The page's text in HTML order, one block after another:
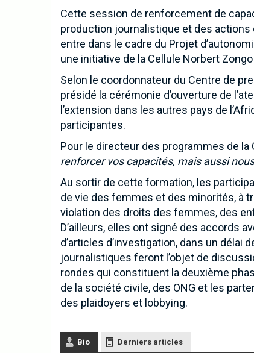
Cette session de renforcement de
production journalistique et des actions
entre dans le cadre du Projet
une initiative de la Cellule Norbert
Selon le coordonnateur du Centre de
présidé la cérémonie d’ouverture de
l’extension dans les autres pays de
participantes.
Pour le directeur des programmes de la
renforcer vos capacités, mais aussi
Au sortir de cette formation, les
de vie des femmes et des minorités, à
violation des droits des femmes, des
D’ailleurs, elles ont signé des accords
d’articles d’investigation, dans un
journalistiques feront l’objet de
rondes qui constituent la deuxième
de la société civile, des ONG et les
des plaidoyers et lobbying.
Bio Derniers articles
Inscrivez-vous à